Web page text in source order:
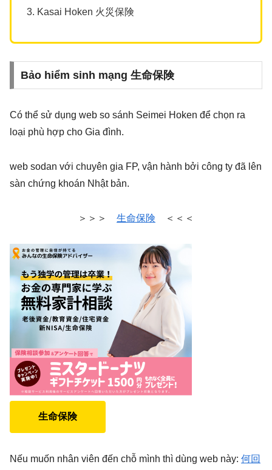
Kasai Hoken 火災保険
Bảo hiểm sinh mạng 生命保険
Có thể sử dụng web so sánh Seimei Hoken để chọn ra
loại phù hợp cho Gia đình.
web sodan với chuyên gia FP, vận hành bởi công ty đã lên
sàn chứng khoán Nhật bản.
＞＞＞ 生命保険 ＜＜＜
生命保険
Nếu muốn nhân viên đến chỗ mình thì dùng web này: 何回